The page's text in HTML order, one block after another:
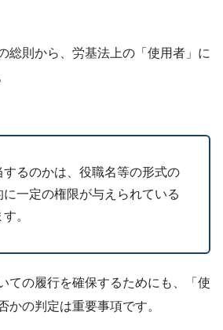
総則から、労基法上の「使用者」に
するのかは、役職名等の形式の
一定の権限が与えられている
。
ての履行を確保するためにも、「使
かの判定は重要事項です。